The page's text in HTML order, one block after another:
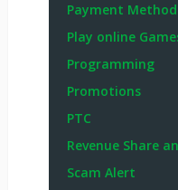
Payment Method
Play online
Programming
Promotions
PTC
Revenue Share
Scam Alert